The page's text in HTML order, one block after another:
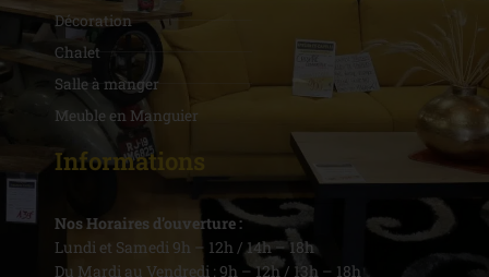
Décoration
Chalet
Salle à manger
Meuble en Manguier
Informations
Nos Horaires d’ouverture :
Lundi et Samedi 9h – 12h / 14h – 18h
Du Mardi au Vendredi : 9h – 12h / 13h – 18h